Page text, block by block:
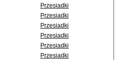
Przesiadki
Przesiadki
Przesiadki
Przesiadki
Przesiadki
Przesiadki